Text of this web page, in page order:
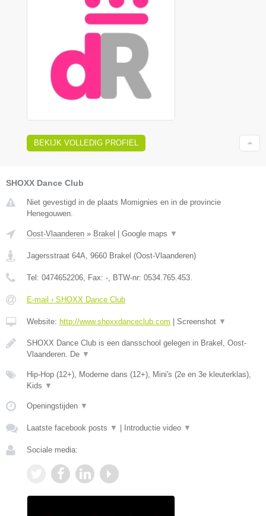
BEKIJK VOLLEDIG PROFIEL
SHOXX Dance Club
Niet gevestigd in de plaats Momignies en in de provincie
Henegouwen.
Oost-Vlaanderen » Brakel | Google maps ▼
Jagersstraat 64A 9660 Brakel (Oost-Vlaanderen)
Tel: 0474652206 , Fax: - , BTW-nr: 0534.765.453.
E-mail › SHOXX Dance Club
Website: http://www.shoxxdanceclub.com | Screenshot ▼
SHOXX Dance Club is een dansschool gelegen in Brakel, Oost-
Vlaanderen. De ▼
Hip-Hop (12+), Moderne dans (12+), Mini's (2e en 3e kleuterklas),
Kids ▼
Openingstijden ▼
Laatste facebook posts ▼ | Introductie video ▼
Sociale media: